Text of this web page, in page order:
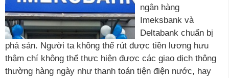
ngân hàng
Imeksbank và
Deltabank chuẩn bị
phá sản. Người ta không thể rút được tiền lương hưu
thậm chí không thể thực hiện được các giao dịch thông
thường hàng ngày như thanh toán tiện điện nước, hay